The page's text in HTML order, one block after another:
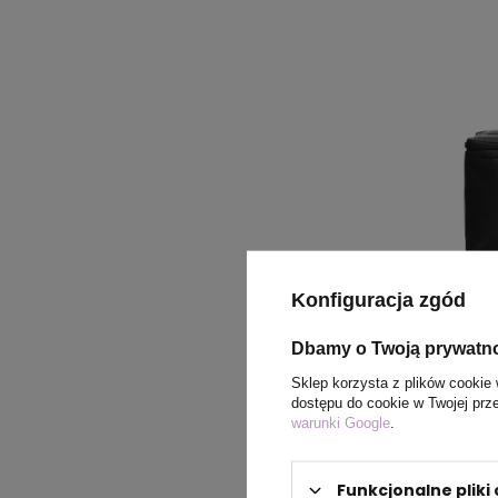
Torba
cena
Konfiguracja zgód
Dbamy o Twoją
Sklep korzysta z plików cookie
dostępu do cookie w Twojej
warunki Google
Funkcjonalne